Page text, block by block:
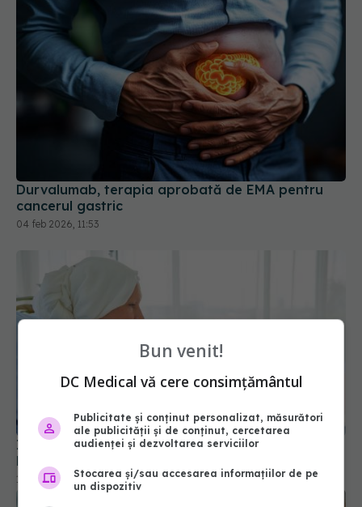
Durvalumab, terapia aprobată de EMA pentru
04 feb 2026, 11:53
De ce medicii trag un semnal de alarmă
15 mai 2026, 10:40
Bun venit!
DC Medical vă cere consimțământul
Publicitate și conținut personalizat, măsurători
ale publicității și de conținut, cercetarea
audienței și dezvoltarea serviciilor
Stocarea și/sau accesarea informațiilor de pe
un dispozitiv